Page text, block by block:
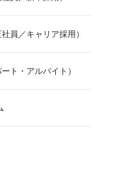
社員／キャリア採用）
ート・アルバイト）